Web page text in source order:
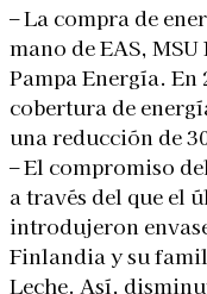
– La compra de
mano de EAS,
Pampa Energía.
cobertura de
una reducción de
– El compromiso
a través del que el
introdujeron
Finlandia y su
Leche. Así,